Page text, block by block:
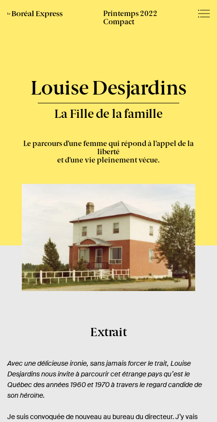
Le
Éditions
du
Printemps 2022
Compact
Louise Desjardins
La Fille de la famille
Le parcours d’une femme qui répond à l’appel de la
liberté
et d’une vie pleinement vécue.
Extrait
Avec une délicieuse ironie, sans jamais forcer le trait, Louise
Desjardins nous invite à parcourir cet étrange pays qu’est le
Québec des années 1960 et 1970 à travers le regard candide de
son héroïne.
Je suis convoquée de nouveau au bureau du directeur. J’y vais